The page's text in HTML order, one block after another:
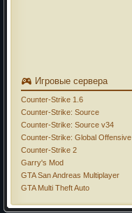
Игровые сервера
Counter-Strike 1.6
Counter-Strike: Source
Counter-Strike: Source v34
Counter-Strike: Global Offensive
Counter-Strike 2
Garry's Mod
GTA San Andreas Multiplayer
GTA Multi Theft Auto